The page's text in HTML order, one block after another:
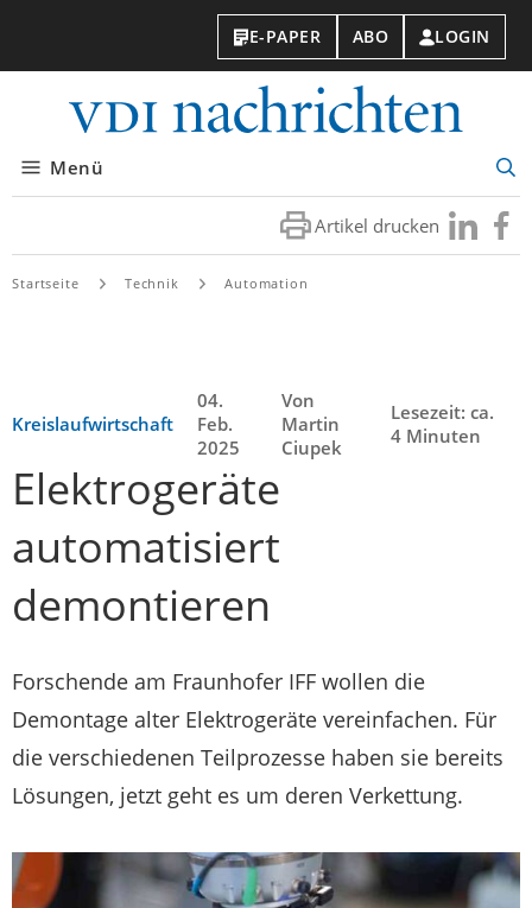
E-PAPER ABO LOGIN
Menü
Artikel drucken Besuchen
Sie
Sie
Startseite Technik Automation
Kreislaufwirtschaft
04.
Feb.
2025
Von
Martin
Ciupek
Lesezeit: ca.
4 Minuten
Elektrogeräte
automatisiert
demontieren
Forschende am Fraunhofer IFF wollen die
Demontage alter Elektrogeräte vereinfachen. Für
die verschiedenen Teilprozesse haben sie bereits
Lösungen, jetzt geht es um deren Verkettung.